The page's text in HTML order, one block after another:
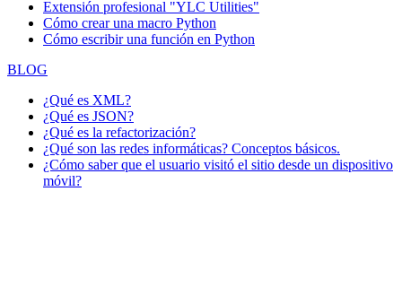
Extensión profesional "YLC Utilities"
Cómo crear una macro Python
Cómo escribir una función en Python
BLOG
¿Qué es XML?
¿Qué es JSON?
¿Qué es la refactorización?
¿Qué son las redes informáticas? Conceptos básicos.
¿Cómo saber que el usuario visitó el sitio desde un dispositivo
móvil?